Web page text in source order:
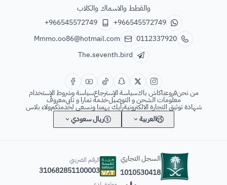
والقطط والاسماك والكلاب
+966545572749
+966545572749
0112337920
Mmmo.oo86@hotmail.com
The.seventh.bird
من نحنفروعناكاش باكسياسة الإسترجاعسياسة وشروط الإستخدام
معلومات الشحن و التوصيلخدمة تمارا و تابيمعروف
شهادة توثيق التجارة الالكترونيةرأيك يهمنا ونسعى لخدمتكمولاء بلاس
العربية
ريال سعودي
السجل التجاري
1010530418
الرقم الضريبي
310682851100003